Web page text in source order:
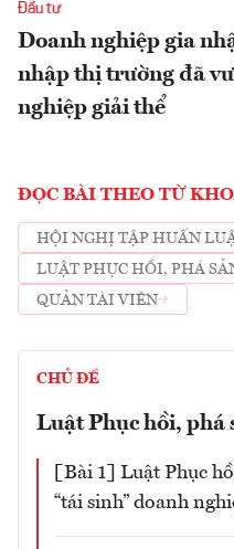
Đầu tư
Doanh nghiệp gia
nhập thị trường đã
nghiệp giải thể
ĐỌC BÀI THEO TỪ
HỘI NGHỊ TẬP HUẤN
LUẬT PHỤC HỒI, PHÁ
QUẢN TÀI VIÊN
CHỦ ĐỀ
Luật Phục hồi, phá
[Bài 1] Luật Phục
“tái sinh” doanh